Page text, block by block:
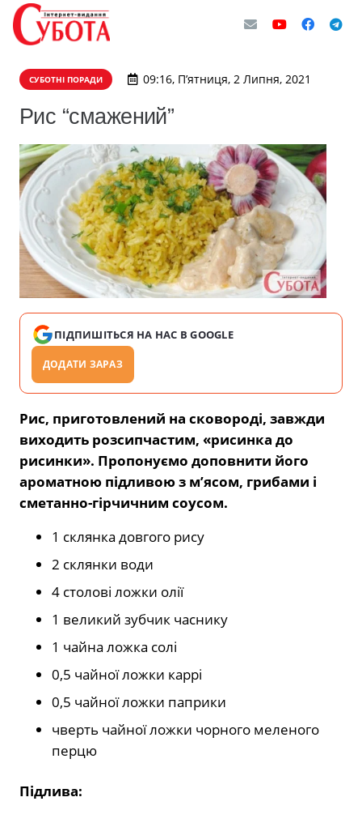
СУБОТНІ ПОРАДИ 09:16, П’ятниця, 2 Липня, 2021
Рис “смажений”
ПІДПИШІТЬСЯ НА НАС В GOOGLE
ДОДАТИ ЗАРАЗ
Рис, приготовлений на сковороді, завжди
виходить розсипчастим, «рисинка до
рисинки». Пропонуємо доповнити його
ароматною підливою з м’ясом, грибами і
сметанно-гірчичним соусом.
1 склянка довгого рису
2 склянки води
4 столові ложки олії
1 великий зубчик часнику
1 чайна ложка солі
0,5 чайної ложки каррі
0,5 чайної ложки паприки
чверть чайної ложки чорного меленого
перцю
Підлива: